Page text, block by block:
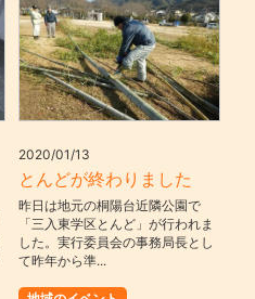
2020/01/13
とんどが終わりました
昨日は地元の桐陽台近隣公園で
「三入東学区とんど」が行われま
した。実行委員会の事務局長とし
て昨年から準...